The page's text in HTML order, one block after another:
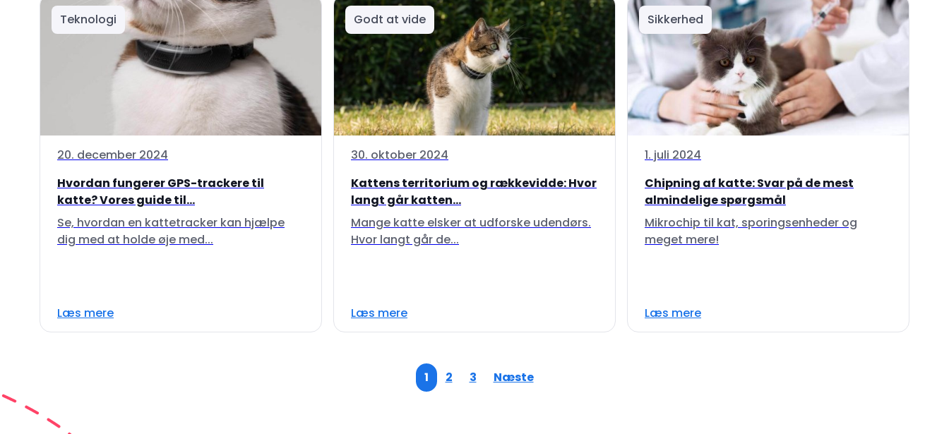
Teknologi
20. december 2024
Hvordan fungerer GPS-trackere til
katte? Vores guide til...
Se, hvordan en kattetracker kan hjælpe
dig med at holde øje med...
Læs mere
Godt at vide
30. oktober 2024
Kattens territorium og rækkevidde: Hvor
langt går katten...
Mange katte elsker at udforske udendørs.
Hvor langt går de...
Læs mere
Sikkerhed
1. juli 2024
Chipning af katte: Svar på de mest
almindelige spørgsmål
Mikrochip til kat, sporingsenheder og
meget mere!
Læs mere
1 2 3 Næste